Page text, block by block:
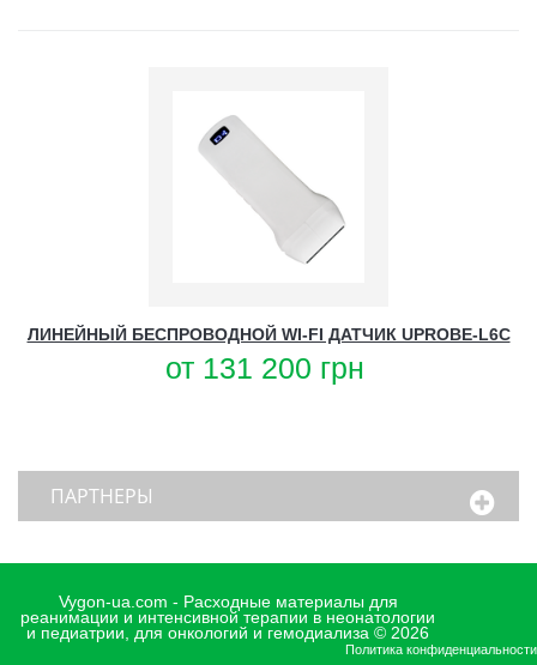
ЛИНЕЙНЫЙ БЕСПРОВОДНОЙ WI-FI ДАТЧИК UPROBE-L6C
от 131 200 грн
ПАРТНЕРЫ
Vygon-ua.com - Расходные материалы для
реанимации и интенсивной терапии в неонатологии
и педиатрии, для онкологий и гемодиализа © 2026
Политика конфиденциальности